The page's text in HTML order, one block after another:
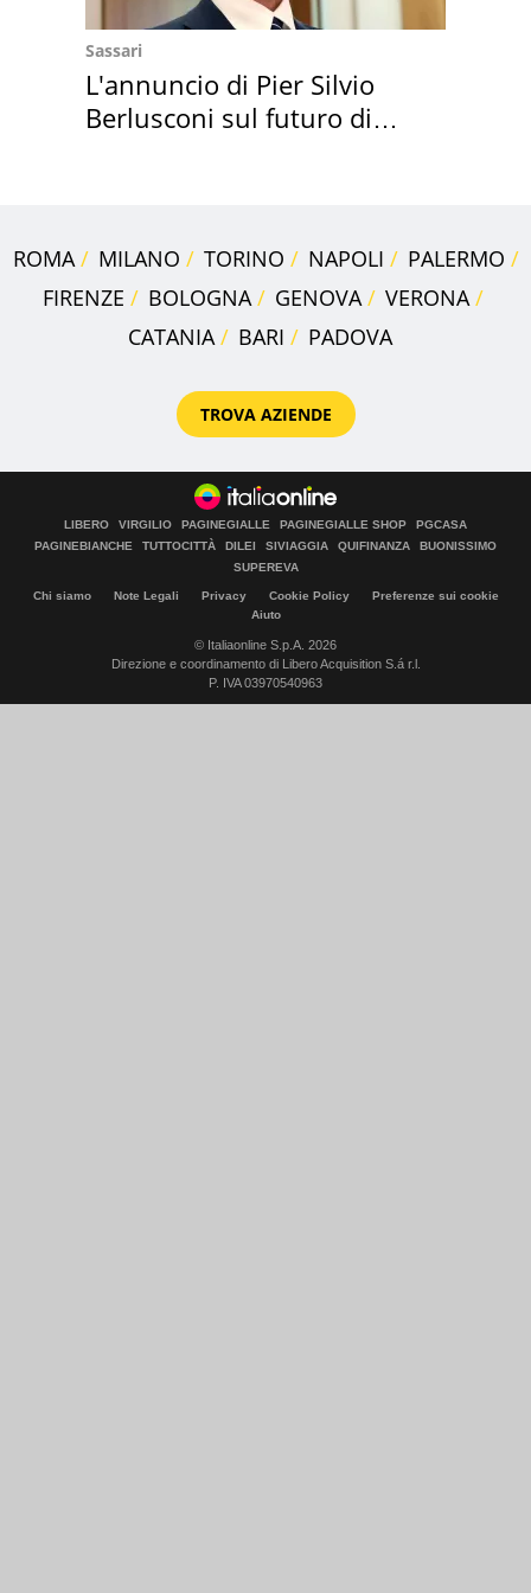
Sassari
L'annuncio di Pier Silvio
Berlusconi sul futuro di
ROMA MILANO TORINO NAPOLI
PALERMO
FIRENZE
BOLOGNA GENOVA
VERONA
CATANIA
BARI PADOVA
TROVA AZIENDE
LIBERO VIRGILIO PAGINEGIALLE PAGINEGIALLE SHOP
PGCASA
PAGINEBIANCHE
TUTTOCITTÀ DILEI SIVIAGGIA QUIFINANZA
BUONISSIMO
SUPEREVA
Chi siamo Note Legali Privacy Cookie Policy
Preferenze sui cookie
Aiuto
© Italiaonline S.p.A. 2026
Direzione e coordinamento di Libero Acquisition S.á r.l.
P. IVA 03970540963